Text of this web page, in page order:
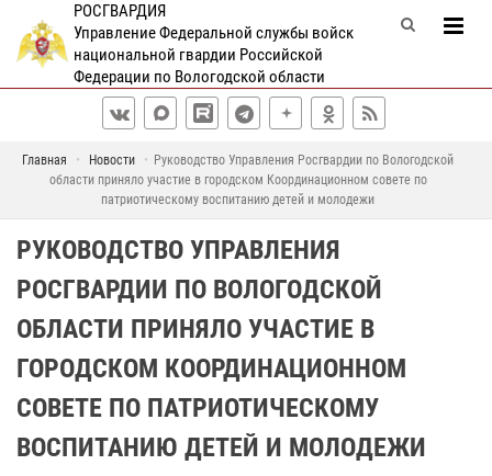
РОСГВАРДИЯ
Управление Федеральной службы войск
национальной гвардии Российской
Федерации по Вологодской области
Главная Новости
Руководство Управления Росгвардии по Вологодской
области приняло участие в городском Координационном совете по
патриотическому воспитанию детей и молодежи
РУКОВОДСТВО УПРАВЛЕНИЯ
РОСГВАРДИИ ПО ВОЛОГОДСКОЙ
ОБЛАСТИ ПРИНЯЛО УЧАСТИЕ В
ГОРОДСКОМ КООРДИНАЦИОННОМ
СОВЕТЕ ПО ПАТРИОТИЧЕСКОМУ
ВОСПИТАНИЮ ДЕТЕЙ И МОЛОДЕЖИ